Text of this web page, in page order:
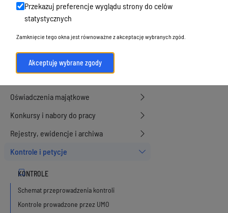
Strategie, programy, plany
Edukacja, oświata i opieka
Polityka Senioralna
Konsultacje społeczne
Oświadczenia majątkowe
Konkursy i nabory do pracy
Rejestry, ewidencje i archiwa
Kontrole i petycje
Schemat przeprowadzenia kontroli
Kontrole prowadzone przez UMO
Przekazuj preferencje wyglądu strony do celów
statystycznych
Zamknięcie tego okna jest równoważne z akceptację wybranych zgód.
Akceptuję wybrane zgody